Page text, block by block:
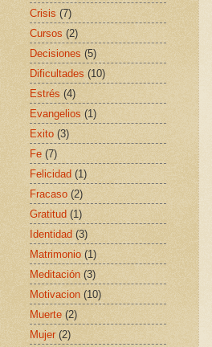
Crisis (7)
Cursos (2)
Decisiones (5)
Dificultades (10)
Estrés (4)
Evangelios (1)
Exito (3)
Fe (7)
Felicidad (1)
Fracaso (2)
Gratitud (1)
Identidad (3)
Matrimonio (1)
Meditación (3)
Motivacion (10)
Muerte (2)
Mujer (2)